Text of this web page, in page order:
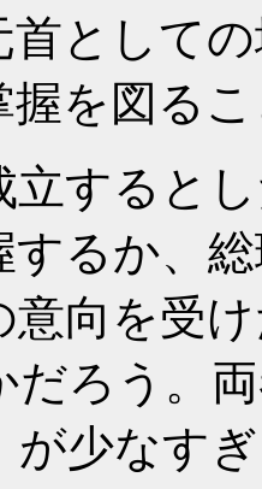
首として
握を図る
立すると
するか、
意向を受
だろう。
が少なす